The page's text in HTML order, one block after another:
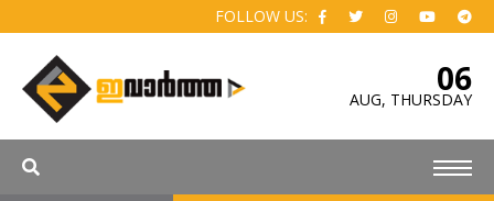
FOLLOW US:
06
AUG, THURSDAY